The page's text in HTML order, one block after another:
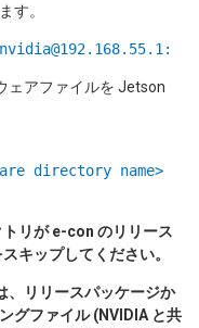
す。
ェアファイルを Jetson
directory name>
リが e-con のリリース
キップしてください。
、リリースパッケージか
グファイル (NVIDIA と共